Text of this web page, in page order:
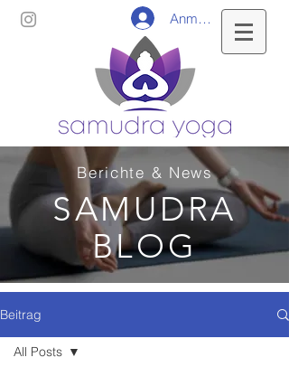
Anmelden
Berichte & News
SAMUDRA
BLOG
Beitrag
All Posts